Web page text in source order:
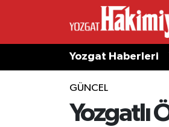
Yozgat Haberleri
GÜNCEL
Yozgatlı